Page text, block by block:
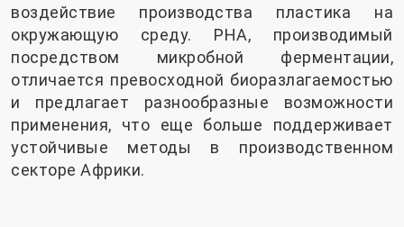
воздействие производства пластика на
окружающую среду. PHA, производимый
посредством микробной ферментации,
отличается превосходной биоразлагаемостью
и предлагает разнообразные возможности
применения, что еще больше поддерживает
устойчивые методы в производственном
секторе Африки.